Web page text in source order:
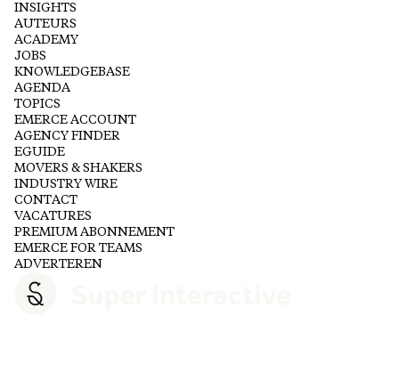
INSIGHTS
AUTEURS
ACADEMY
JOBS
KNOWLEDGEBASE
AGENDA
TOPICS
EMERCE ACCOUNT
AGENCY FINDER
EGUIDE
MOVERS & SHAKERS
INDUSTRY WIRE
CONTACT
VACATURES
PREMIUM ABONNEMENT
EMERCE FOR TEAMS
ADVERTEREN